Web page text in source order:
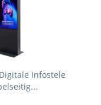
Infostele